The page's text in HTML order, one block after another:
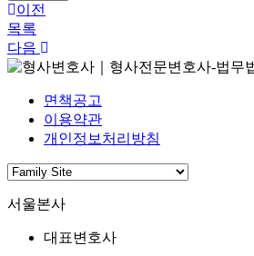
이전
목록
다음
면책공고
이용약관
개인정보처리방침
서울본사
대표변호사